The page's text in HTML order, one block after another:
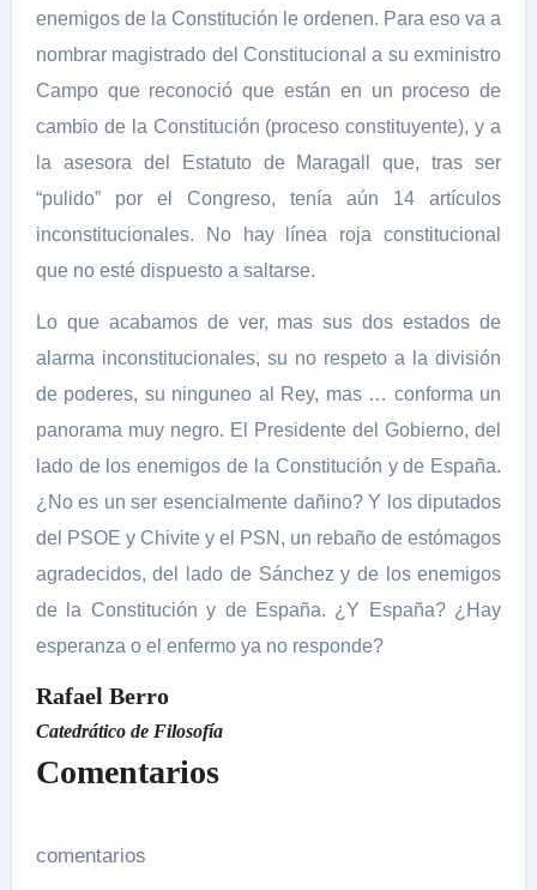
enemigos de la Constitución le ordenen. Para eso va a
nombrar magistrado del Constitucional a su exministro
Campo que reconoció que están en un proceso de
cambio de la Constitución (proceso constituyente), y a
la asesora del Estatuto de Maragall que, tras ser
“pulido” por el Congreso, tenía aún 14 artículos
inconstitucionales. No hay línea roja constitucional
que no esté dispuesto a saltarse.
Lo que acabamos de ver, mas sus dos estados de
alarma inconstitucionales, su no respeto a la división
de poderes, su ninguneo al Rey, mas … conforma un
panorama muy negro. El Presidente del Gobierno, del
lado de los enemigos de la Constitución y de España.
¿No es un ser esencialmente dañino? Y los diputados
del PSOE y Chivite y el PSN, un rebaño de estómagos
agradecidos, del lado de Sánchez y de los enemigos
de la Constitución y de España. ¿Y España? ¿Hay
esperanza o el enfermo ya no responde?
Rafael Berro
Catedrático de Filosofía
Comentarios
comentarios